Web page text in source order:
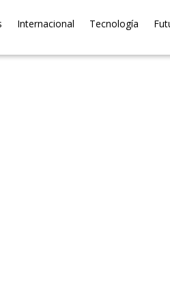
Internacional Tecnología